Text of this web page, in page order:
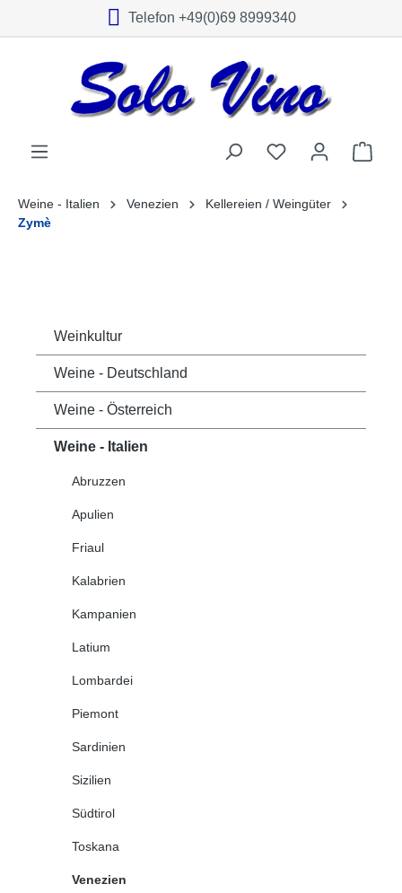
Telefon +49(0)69 8999340
Weine - Italien Venezien
Kellereien / Weingüter
Zymè
Weinkultur
Weine - Deutschland
Weine - Österreich
Weine - Italien
Abruzzen
Apulien
Friaul
Kalabrien
Kampanien
Latium
Lombardei
Piemont
Sardinien
Sizilien
Südtirol
Toskana
Venezien